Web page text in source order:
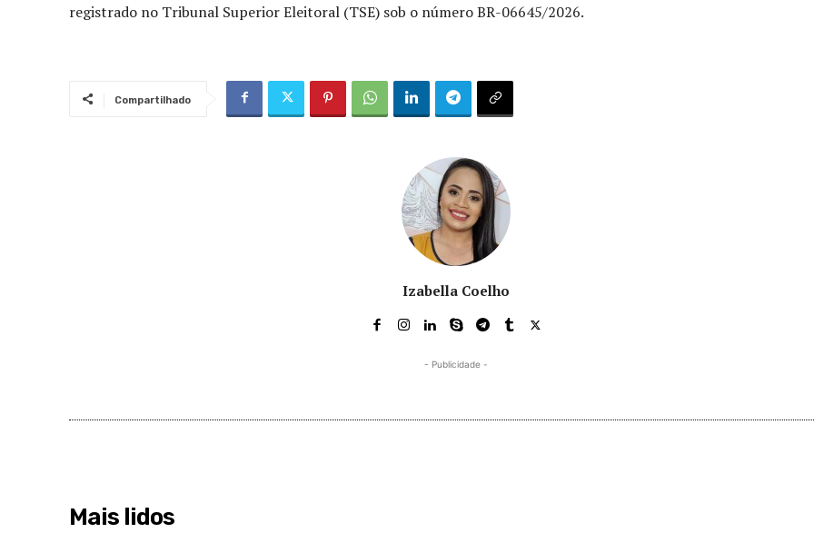
registrado no Tribunal Superior Eleitoral (TSE) sob o número BR-06645/2026.
Compartilhado
Izabella Coelho
- Publicidade -
Mais lidos